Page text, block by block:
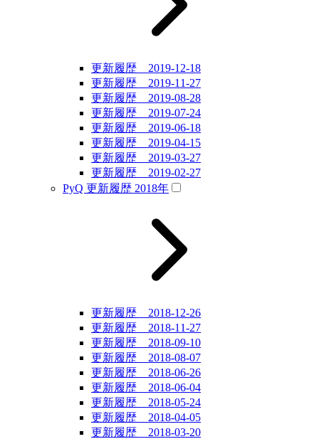
更新履歴 2019-12-18
更新履歴 2019-11-27
更新履歴 2019-08-28
更新履歴 2019-07-24
更新履歴 2019-06-18
更新履歴 2019-04-15
更新履歴 2019-03-27
更新履歴 2019-02-27
PyQ 更新履歴 2018年
更新履歴 2018-12-26
更新履歴 2018-11-27
更新履歴 2018-09-10
更新履歴 2018-08-07
更新履歴 2018-06-26
更新履歴 2018-06-04
更新履歴 2018-05-24
更新履歴 2018-04-05
更新履歴 2018-03-20